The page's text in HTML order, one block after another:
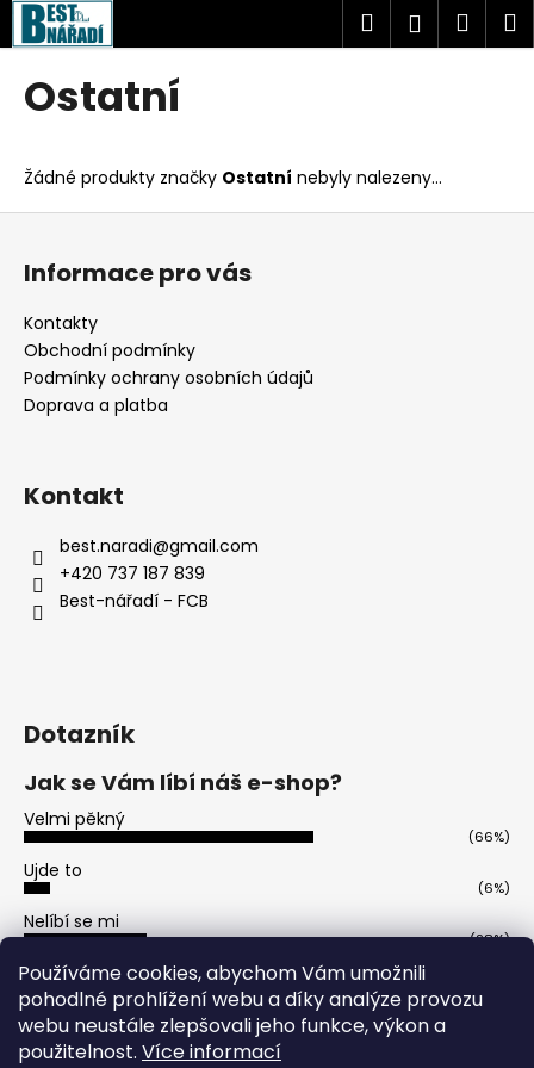
Používáme cookies, abychom Vám umožnili
pohodlné prohlížení webu a díky analýze provozu
webu neustále zlepšovali jeho funkce, výkon a
použitelnost. Více informací
Přejít
obsah
Hledat
Ostatní
Žádné produkty značky Ostatní nebyly nalezeny...
K
o
o
p
o
t
ř
e
b
u
j
e
a
D
o
p
o
r
u
Z
Informace pro vás
Kontakty
Obchodní podmínky
Podmínky ochrany osobních údajů
Doprava a platba
Kontakt
best.naradi@gmail.com
+420 737 187 839
Best-nářadí - FCB
Dotazník
Jak se Vám líbí náš e-shop?
Velmi pěkný
(66%)
Ujde to
(6%)
Nelíbí se mi
(28%)
Počet hlasů:50